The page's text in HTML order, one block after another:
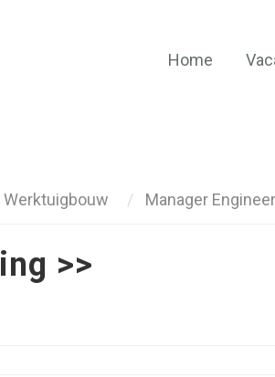
Home
Werktuigbouw Manager
>>